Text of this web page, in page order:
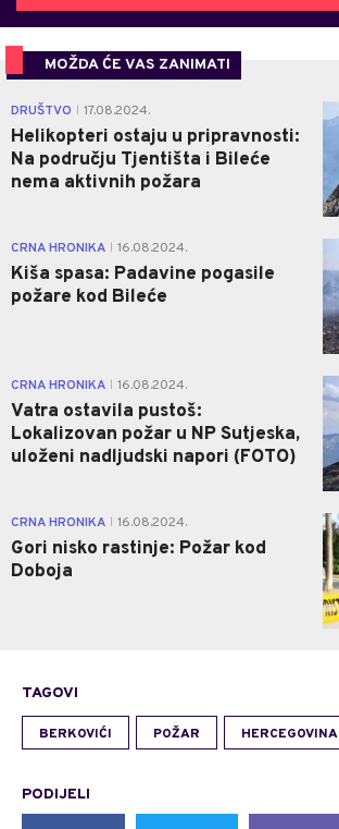
MOŽDA ĆE VAS ZANIMATI
DRUŠTVO 17.08.2024.
Helikopteri ostaju u pripravnosti:
Na području Tjentišta i Bileće
nema aktivnih požara
CRNA HRONIKA 16.08.2024.
Kiša spasa: Padavine pogasile
požare kod Bileće
CRNA HRONIKA 16.08.2024.
Vatra ostavila pustoš:
Lokalizovan požar u NP Sutjeska,
uloženi nadljudski napori (FOTO)
CRNA HRONIKA 16.08.2024.
Gori nisko rastinje: Požar kod
Doboja
TAGOVI
BERKOVIĆI POŽAR HERCEGOVINA
PODIJELI